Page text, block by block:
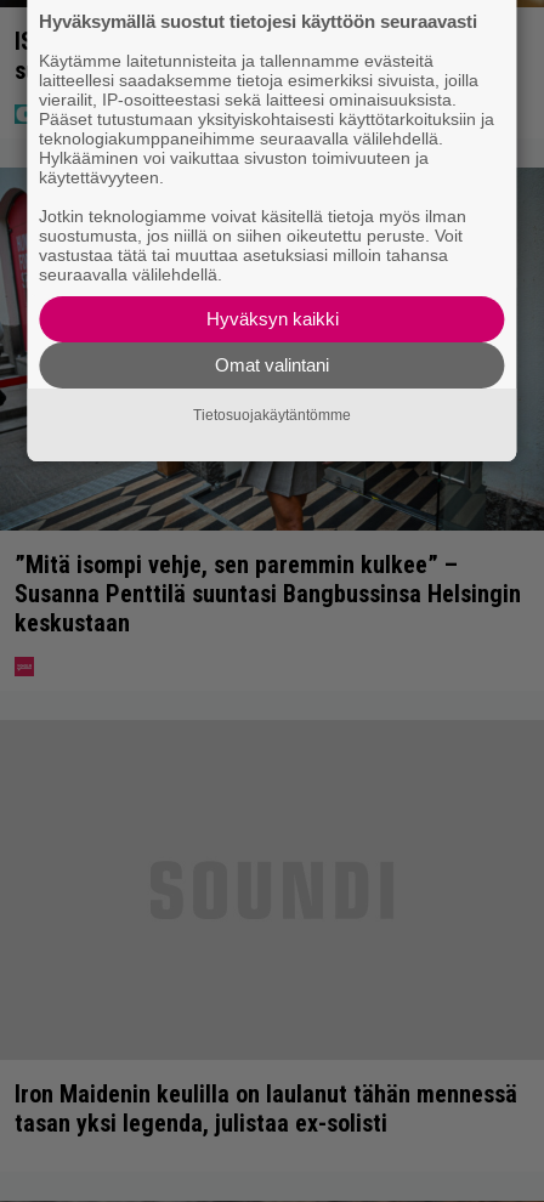
IS: Hjalliksen ja Jasminen häissä suomalainen
supertähti
”Mitä isompi vehje, sen paremmin kulkee” –
Susanna Penttilä suuntasi Bangbussinsa Helsingin
keskustaan
Iron Maidenin keulilla on laulanut tähän mennessä
tasan yksi legenda, julistaa ex-solisti
Hyväksymällä suostut tietojesi käyttöön seuraavasti
Käytämme laitetunnisteita ja tallennamme evästeitä
laitteellesi saadaksemme tietoja esimerkiksi sivuista, joilla
vierailit, IP-osoitteestasi sekä laitteesi ominaisuuksista.
Pääset tutustumaan yksityiskohtaisesti käyttötarkoituksiin ja
teknologiakumppaneihimme seuraavalla välilehdellä.
Hylkääminen voi vaikuttaa sivuston toimivuuteen ja
käytettävyyteen.
Jotkin teknologiamme voivat käsitellä tietoja myös ilman
suostumusta, jos niillä on siihen oikeutettu peruste. Voit
vastustaa tätä tai muuttaa asetuksiasi milloin tahansa
seuraavalla välilehdellä.
Hyväksyn kaikki
Omat valintani
Tietosuojakäytäntömme